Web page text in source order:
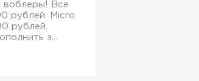
воблеры! Все
рублей. Micro
рублей.
з...